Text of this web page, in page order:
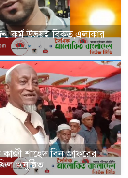
কর্ম উভয়ই বিকৃত,এলাকার
কাজী শাহেদ বিন জাফরের
অনুষ্ঠিত